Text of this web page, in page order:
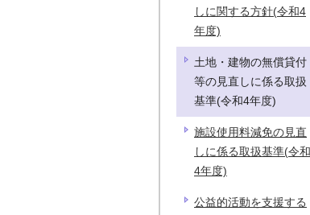
しに関する方針(令和4
年度)
土地・建物の無償貸付
等の見直しに係る取扱
基準(令和4年度)
施設使用料減免の見直
しに係る取扱基準(令和
4年度)
公益的活動を支援する